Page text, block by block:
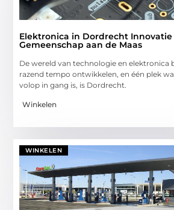
Elektronica in Dordrecht Innovatie
Gemeenschap aan de Maas
De wereld van technologie en elektronica
razend tempo ontwikkelen, en één plek
volop in gang is, is Dordrecht.
Winkelen
WINKELEN